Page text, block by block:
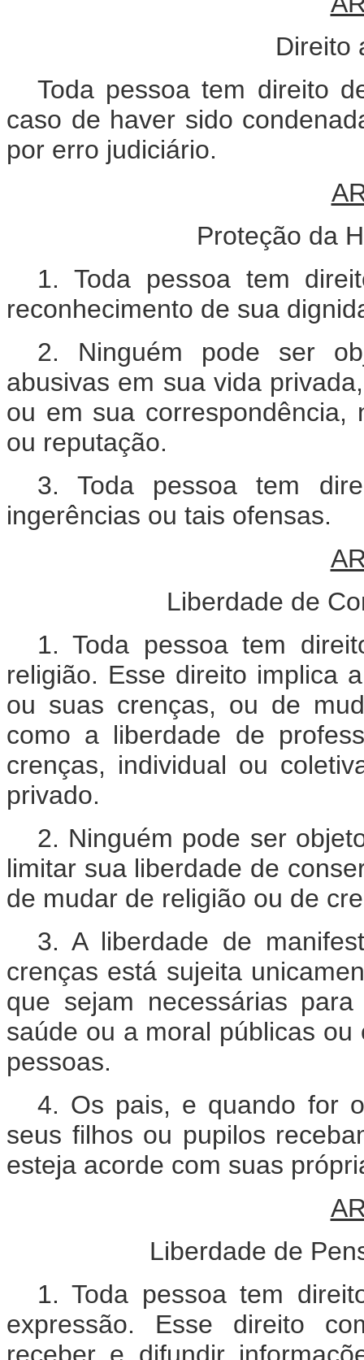
Direito
Toda pessoa tem direito
caso de haver sido
por erro judiciário.
Proteção da
1. Toda pessoa tem
reconhecimento de sua
2. Ninguém pode ser
abusivas em sua vida
ou em sua
ou reputação.
3. Toda pessoa tem
ingerências ou tais ofensas.
Liberdade de
1. Toda pessoa tem
religião. Esse direito implica
ou suas crenças, ou de
como a liberdade de
crenças, individual ou
privado.
2. Ninguém pode ser
limitar sua liberdade de
de mudar de religião ou de
3. A liberdade de
crenças está sujeita
que sejam necessárias
saúde ou a moral públicas
pessoas.
4. Os pais, e quando for
seus filhos ou pupilos
esteja acorde com suas
Liberdade de
1. Toda pessoa tem
expressão. Esse direito